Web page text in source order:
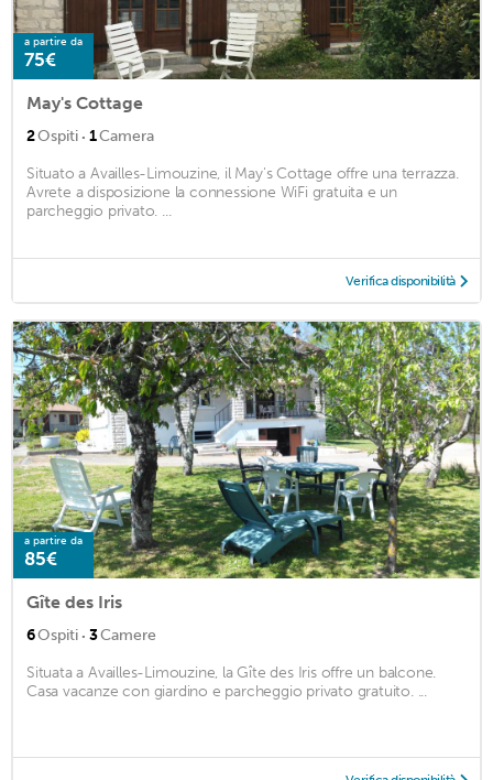
a partire da
75€
May's Cottage
2Ospiti · 1Camera
Situato a Availles-Limouzine, il May's Cottage offre una terrazza.
Avrete a disposizione la connessione WiFi gratuita e un
parcheggio privato. ...
Verifica disponibilità
a partire da
85€
Gîte des Iris
6Ospiti · 3Camere
Situata a Availles-Limouzine, la Gîte des Iris offre un balcone.
Casa vacanze con giardino e parcheggio privato gratuito. ...